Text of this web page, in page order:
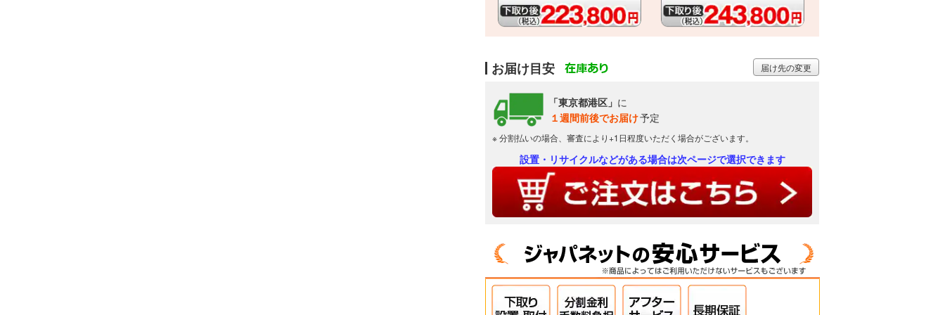
お届け目安
「東京都港区」 に
１週間前後でお届け予定
※ 分割払いの場合、審査により+1日程度いただく場合がございます。
届け先の変更
設置・リサイクルなどがある場合は次ページで選択できます